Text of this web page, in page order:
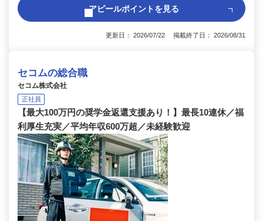
アピールポイントを見る
更新日： 2026/07/22 掲載終了日： 2026/08/31
セコムの総合職
セコム株式会社
正社員
【最大100万円の奨学金返還支援あり！】最長10連休／福
利厚生充実／平均年収600万超／未経験歓迎